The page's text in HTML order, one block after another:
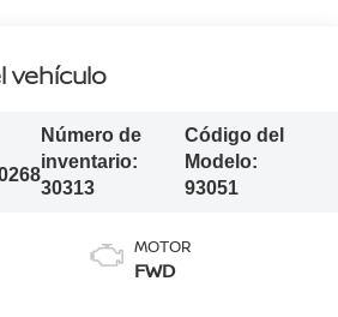
vehículo
Número de
inventario:
30313
Código del
Modelo:
93051
MOTOR
FWD